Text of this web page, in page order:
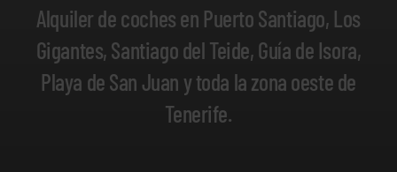
Alquiler de coches en Puerto Santiago, Los
Gigantes, Santiago del Teide, Guía de Isora,
Playa de San Juan y toda la zona oeste de
Tenerife.